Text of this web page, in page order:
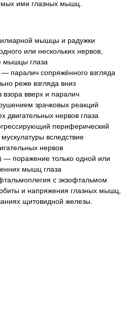
ими глазных мышц.
мышцы и радужки
или нескольких нервов,
мышцы глаза
паралич сопряжённого взгляда
реже взгляда вниз
вверх и паралич
зрачковых реакций
нервов глаза
периферический
вследствие
нервов
— поражение только одной или
мышц глаза
с экзофтальмом
и напряжения глазных мышц,
щитовидной железы.